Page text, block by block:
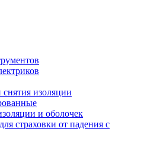
изоляции
и оболочек
страховки от падения с